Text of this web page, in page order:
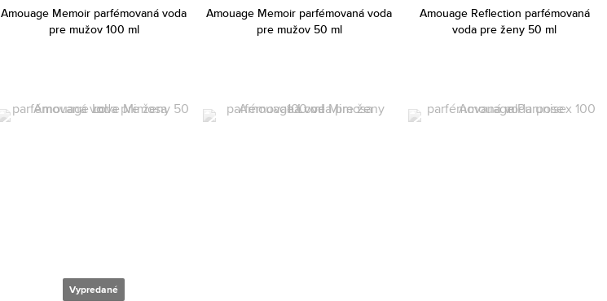
Amouage Memoir parfémovaná voda
pre mužov 100 ml
Amouage Memoir parfémovaná voda
pre mužov 50 ml
Amouage Reflection parfémovaná
voda pre ženy 50 ml
Vypredané